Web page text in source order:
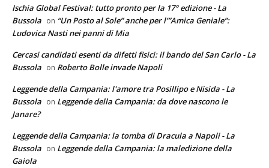
Ischia Global Festival: tutto pronto per la 17° edizione - La
Bussola on “Un Posto al Sole” anche per l’”Amica Geniale”:
Ludovica Nasti nei panni di Mia
Cercasi candidati esenti da difetti fisici: il bando del San Carlo - La
Bussola on Roberto Bolle invade Napoli
Leggende della Campania: l'amore tra Posillipo e Nisida - La
Bussola on Leggende della Campania: da dove nascono le
Janare?
Leggende della Campania: la tomba di Dracula a Napoli - La
Bussola on Leggende della Campania: la maledizione della
Gaiola